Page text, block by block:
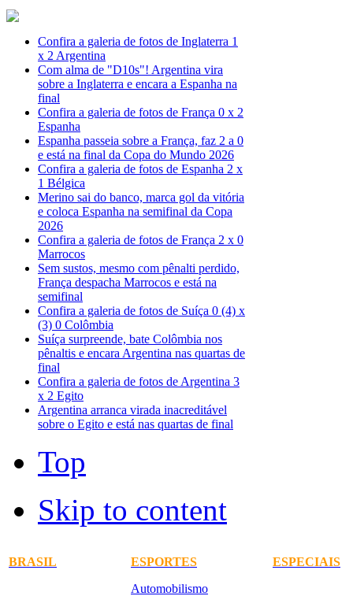
Confira a galeria de fotos de Inglaterra 1
x 2 Argentina
Com alma de "D10s"! Argentina vira
sobre a Inglaterra e encara a Espanha na
final
Confira a galeria de fotos de França 0 x 2
Espanha
Espanha passeia sobre a França, faz 2 a 0
e está na final da Copa do Mundo 2026
Confira a galeria de fotos de Espanha 2 x
1 Bélgica
Merino sai do banco, marca gol da vitória
e coloca Espanha na semifinal da Copa
2026
Confira a galeria de fotos de França 2 x 0
Marrocos
Sem sustos, mesmo com pênalti perdido,
França despacha Marrocos e está na
semifinal
Confira a galeria de fotos de Suíça 0 (4) x
(3) 0 Colômbia
Suíça surpreende, bate Colômbia nos
pênaltis e encara Argentina nas quartas de
final
Confira a galeria de fotos de Argentina 3
x 2 Egito
Argentina arranca virada inacreditável
sobre o Egito e está nas quartas de final
Top
Skip to content
BRASIL
ESPORTES
Automobilismo
ESPECIAIS